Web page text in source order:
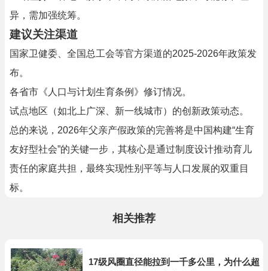
异，需加强统筹。
建议关注渠道
国家卫健委、全国总工会等官方渠道的2025-2026年政策发
布。
各省市《人口与计划生育条例》修订情况。
试点地区（如北上广深、新一线城市）的创新政策动态。
总的来说，2026年父亲产假政策的完善将是中国构建“生育
友好型社会”的关键一步，其核心是通过制度设计推动育儿
责任的家庭共担，最终实现性别平等与人口发展的双重目
标。
相关推荐
17级风圈直径能拉到一千多公里，为什么超